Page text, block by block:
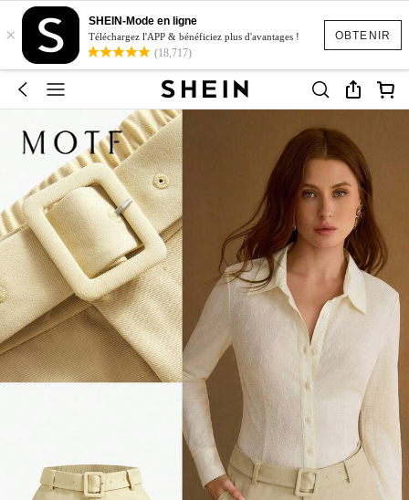
OBTENIR
×
SHEIN-Mode en ligne
Téléchargez l'APP & bénéficiez plus d'avantages !
(18,717)